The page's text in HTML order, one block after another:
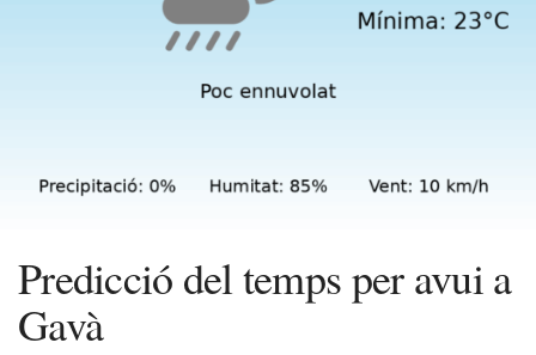
Predicció del temps per avui a
Gavà